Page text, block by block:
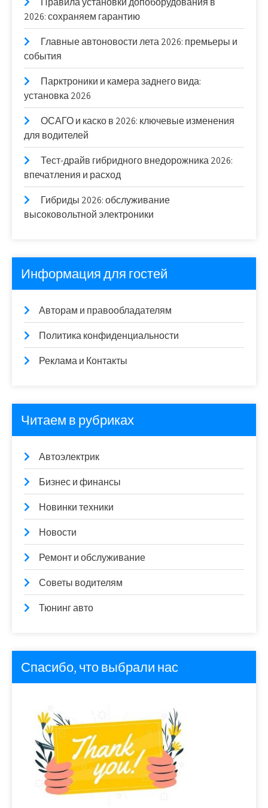
2026: сохраняем гарантию
Главные автоновости лета 2026: премьеры и
события
Парктроники и камера заднего вида:
установка 2026
ОСАГО и каско в 2026: ключевые изменения
для водителей
Тест-драйв гибридного внедорожника 2026:
впечатления и расход
Гибриды 2026: обслуживание
высоковольтной электроники
Информация для гостей
Авторам и правообладателям
Политика конфиденциальности
Реклама и Контакты
Читаем в рубриках
Автоэлектрик
Бизнес и финансы
Новинки техники
Новости
Ремонт и обслуживание
Советы водителям
Тюнинг авто
Спасибо, что выбрали нас